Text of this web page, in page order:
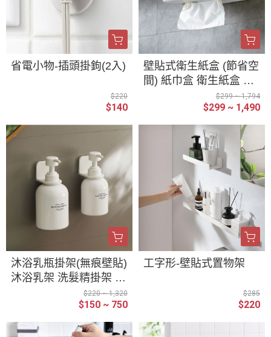
省電小物-插頭掛鉤(2入)
$220
$140
壁貼式衛生紙盒 (節省空
間) 紙巾盒 衛生紙盒 免
釘 免打孔 壁掛 面紙盒
可倒掛 黏貼式 衛生紙
$299 ~ 1,794
$299 ~ 1,490
沐浴乳瓶掛架(無痕壁貼)
沐浴乳架 洗髮精掛架 架
子 免打孔 置物架 無痕
掛架 洗手乳架 瓶口架
收納 掛勾
$220 ~ 1,320
$150 ~ 750
工字形-壁貼式置物架
$285
$220